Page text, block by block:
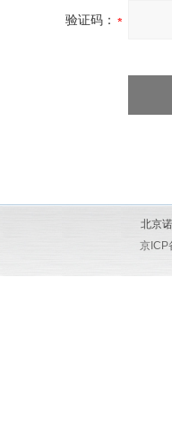
验证码：
北京
京ICP